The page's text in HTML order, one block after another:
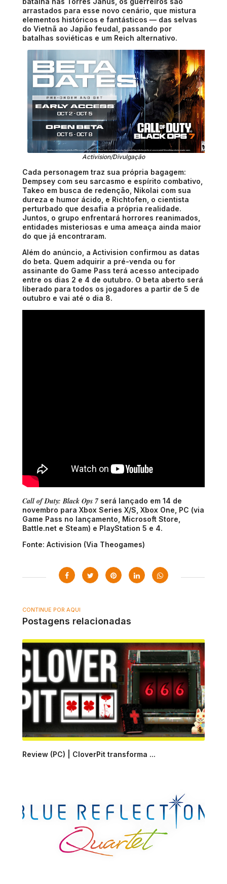
arrastados para esse novo cenário, que mistura
elementos históricos e fantásticos — das selvas
do Vietnã ao Japão feudal, passando por
batalhas soviéticas e um Reich alternativo.
Activision/Divulgação
Cada personagem traz sua própria bagagem:
Dempsey com seu sarcasmo e espírito combativo,
Takeo em busca de redenção, Nikolai com sua
dureza e humor ácido, e Richtofen, o cientista
perturbado que desafia a própria realidade.
Juntos, o grupo enfrentará horrores reanimados,
entidades misteriosas e uma ameaça ainda maior
do que já encontraram.
Além do anúncio, a Activision confirmou as datas
do beta. Quem adquirir a pré-venda ou for
assinante do Game Pass terá acesso antecipado
entre os dias 2 e 4 de outubro. O beta aberto será
liberado para todos os jogadores a partir de 5 de
outubro e vai até o dia 8.
Call of Duty: Black Ops 7será lançado em 14 de
novembro para Xbox Series X/S, Xbox One, PC (via
Game Pass no lançamento, Microsoft Store,
Battle.net e Steam) e PlayStation 5 e 4.
Fonte: Activision (Via Theogames)
CONTINUE POR AQUI
Postagens relacionadas
Review (PC) | CloverPit transforma ...